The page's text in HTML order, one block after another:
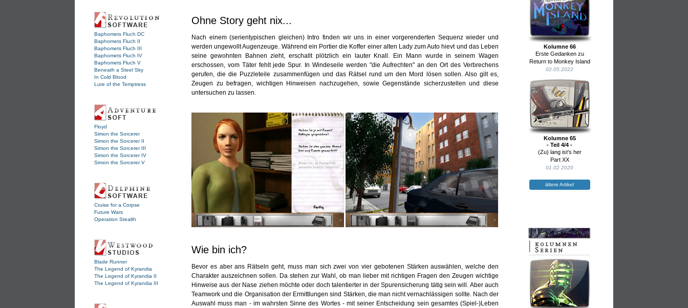
Baphomets Fluch DC
Baphomets Fluch II
Baphomets Fluch III
Baphomets Fluch IV
Baphomets Fluch V
Beneath a Steel Sky
In Cold Blood
Lure of the Temptress
Floyd
Simon the Sorcerer
Simon the Sorcerer II
Simon the Sorcerer III
Simon the Sorcerer IV
Simon the Sorcerer V
Cruise for a Corpse
Future Wars
Operation Stealth
Blade Runner
The Legend of Kyrandia
The Legend of Kyrandia II
The Legend of Kyrandia III
Ohne Story geht nix...
Nach einem (serientypischen gleichen) Intro finden wir uns in einer vorgerenderten Sequenz wieder und
werden ungewollt Augenzeuge. Während ein Portier die Koffer einer alten Lady zum Auto hievt und das Leben
seine gewohnten Bahnen zieht, erschallt plötzlich ein lauter Knall. Ein Mann wurde in seinem Wagen
erschossen, vom Täter fehlt jede Spur. In Windeseile werden "die Aufrechten" an den Ort des Verbrechens
gerufen, die die Puzzleteile zusammenfügen und das Rätsel rund um den Mord lösen sollen. Also gilt es,
Zeugen zu befragen, wichtigen Hinweisen nachzugehen, sowie Gegenstände sicherzustellen und diese
untersuchen zu lassen.
Wie bin ich?
Bevor es aber ans Rätseln geht, muss man sich zwei von vier gebotenen Stärken auswählen, welche den
Charakter auszeichnen sollen. Da stehen zur Wahl, ob man lieber mit richtigen Fragen den Zeugen wichtige
Hinweise aus der Nase ziehen möchte oder doch talentierter in der Spurensicherung tätig sein will. Aber auch
Teamwork und die Organisation der Ermittlungen sind Stärken, die man nicht vernachlässigen sollte. Nach der
Auswahl muss man - im wahrsten Sinne des Wortes - mit seiner Entscheidung sein gesamtes (Spiel-)Leben
Kolumne 66
Erste Gedanken zu
Return to Monkey Island
02.05.2022
Kolumne 65
- Teil 4/4 -
(Zu) lang ist's her
Part XX
01.02.2020
ältere Artikel